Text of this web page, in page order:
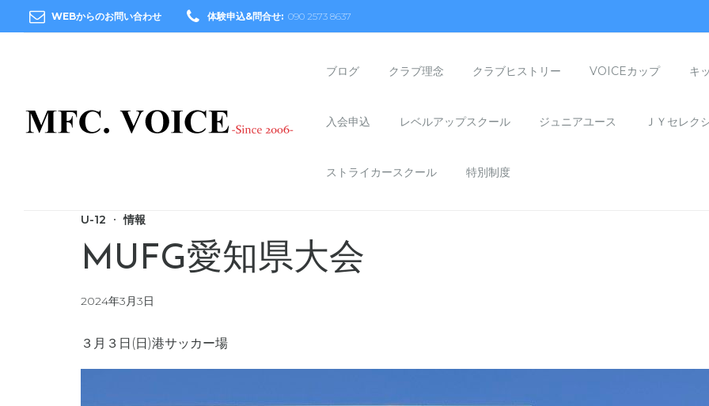
WEBからのお問い合わせ 体験申込&問合せ: 090 2573 8637
ブログ クラブ理念 クラブヒストリー VOICEカップ キ
入会申込 レベルアップスクール ジュニアユース ＪＹセレク
ストライカースクール 特別制度
U-12 情報
MUFG愛知県大会
2024年3月3日
３月３日(日)港サッカー場